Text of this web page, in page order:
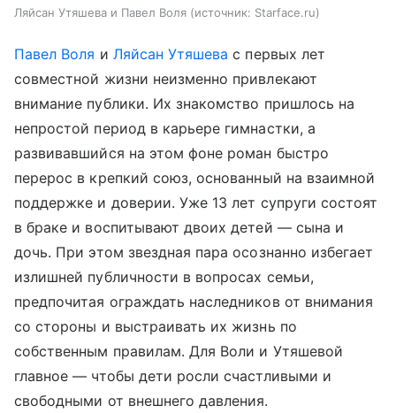
Ляйсан Утяшева и Павел Воля источник: Starface.ru
Павел Воля и Ляйсан Утяшева с первых лет
совместной жизни неизменно привлекают
внимание публики. Их знакомство пришлось на
непростой период в карьере гимнастки, а
развивавшийся на этом фоне роман быстро
перерос в крепкий союз, основанный на взаимной
поддержке и доверии. Уже 13 лет супруги состоят
в браке и воспитывают двоих детей — сына и
дочь. При этом звездная пара осознанно избегает
излишней публичности в вопросах семьи,
предпочитая ограждать наследников от внимания
со стороны и выстраивать их жизнь по
собственным правилам. Для Воли и Утяшевой
главное — чтобы дети росли счастливыми и
свободными от внешнего давления.